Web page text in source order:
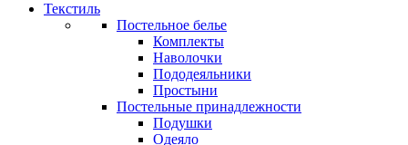
Текстиль
Постельное белье
Комплекты
Наволочки
Пододеяльники
Простыни
Постельные принадлежности
Подушки
Одеяло